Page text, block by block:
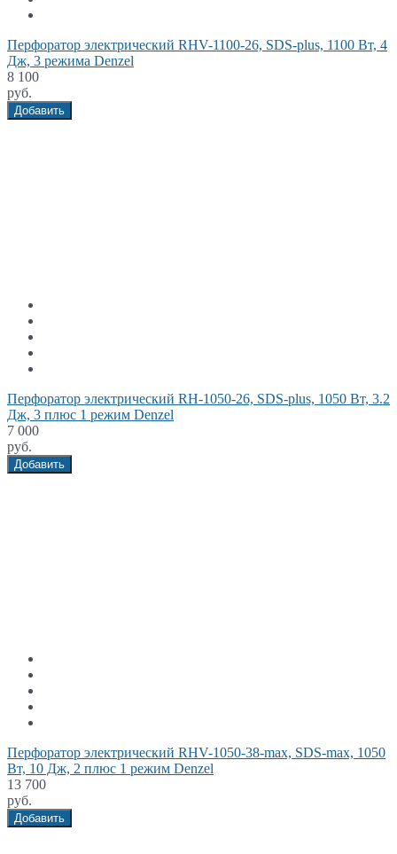
Перфоратор электрический RHV-1100-26, SDS-plus, 1100 Вт, 4
Дж, 3 режима Denzel
8 100
руб.
Добавить
Перфоратор электрический RH-1050-26, SDS-plus, 1050 Вт, 3.2
Дж, 3 плюс 1 режим Denzel
7 000
руб.
Добавить
Перфоратор электрический RHV-1050-38-max, SDS-max, 1050
Вт, 10 Дж, 2 плюс 1 режим Denzel
13 700
руб.
Добавить